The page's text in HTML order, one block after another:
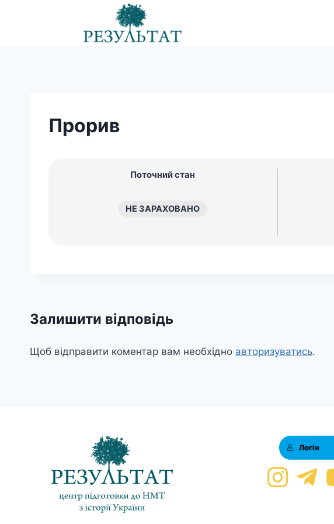
Прорив
Поточний стан
НЕ ЗАРАХОВАНО
Залишити відповідь
Щоб відправити коментар вам необхідно авторизуватись.
Логін